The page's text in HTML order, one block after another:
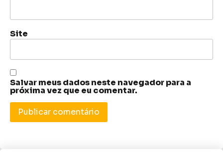
Site
Salvar meus dados neste navegador para a
próxima vez que eu comentar.